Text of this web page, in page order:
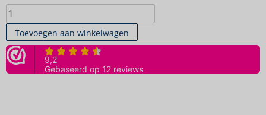
Toevoegen aan winkelwagen